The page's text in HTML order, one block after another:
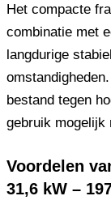
Het compacte
combinatie met
langdurige
bestand tegen
gebruik mogelijk
Voordelen
31,6 kW –